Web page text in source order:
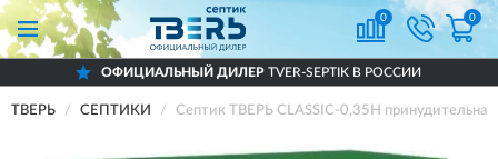
0 0
ОФИЦИАЛЬНЫЙ ДИЛЕРTVER-SEPTIK В РОССИИ
ТВЕРЬ СЕПТИКИ Септик ТВЕРЬ CLASSIC-0,35Н принудительная